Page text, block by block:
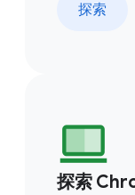
探索
探索